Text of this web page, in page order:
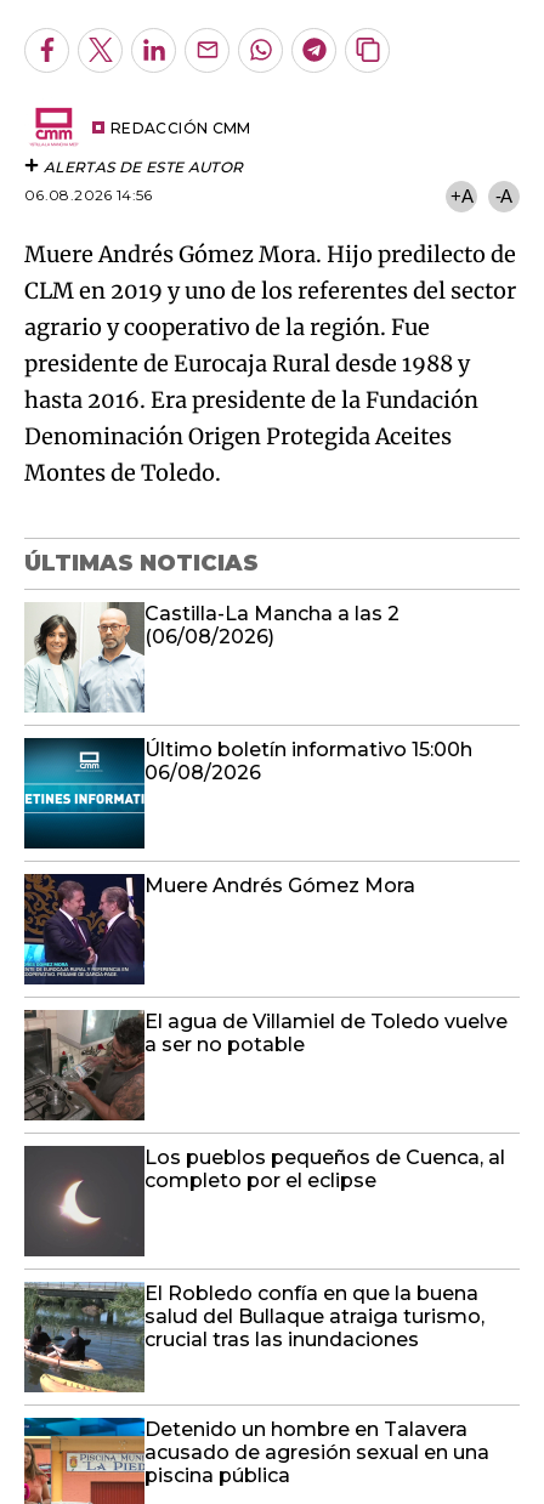
Facebook
TwitterLinkedInEnviarWhatsapp
Telegram
Copiar
REDACCIÓN CMM
ALERTAS DE ESTE AUTOR
06.08.2026 14:56
+A -A
Muere Andrés Gómez Mora. Hijo predilecto de
CLM en 2019 y uno de los referentes del sector
agrario y cooperativo de la región. Fue
presidente de Eurocaja Rural desde 1988 y
hasta 2016. Era presidente de la Fundación
Denominación Origen Protegida Aceites
Montes de Toledo.
ÚLTIMAS NOTICIAS
Castilla-La Mancha a las 2
(06/08/2026)
Último boletín informativo 15:00h
06/08/2026
Muere Andrés Gómez Mora
El agua de Villamiel de Toledo vuelve
a ser no potable
Los pueblos pequeños de Cuenca, al
completo por el eclipse
El Robledo confía en que la buena
salud del Bullaque atraiga turismo,
crucial tras las inundaciones
Detenido un hombre en Talavera
acusado de agresión sexual en una
piscina pública